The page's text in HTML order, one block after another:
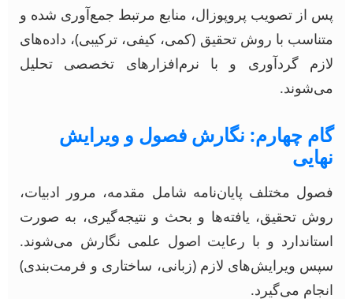
پس از تصویب پروپوزال، منابع مرتبط جمع‌آوری شده و
متناسب با روش تحقیق (کمی، کیفی، ترکیبی)، داده‌های
لازم گردآوری و با نرم‌افزارهای تخصصی تحلیل
می‌شوند.
گام چهارم: نگارش فصول و ویرایش
نهایی
فصول مختلف پایان‌نامه شامل مقدمه، مرور ادبیات،
روش تحقیق، یافته‌ها و بحث و نتیجه‌گیری، به صورت
استاندارد و با رعایت اصول علمی نگارش می‌شوند.
سپس ویرایش‌های لازم (زبانی، ساختاری و فرمت‌بندی)
انجام می‌گیرد.